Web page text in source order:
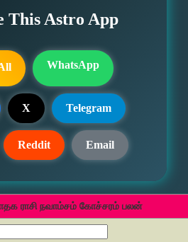
This Astro App
WhatsApp
X Telegram
Reddit Email
ராசி நவாம்சம் கோச்சரம் பலன்